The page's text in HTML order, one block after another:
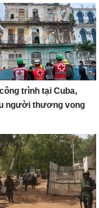
trình tại Cuba,
người thương vong